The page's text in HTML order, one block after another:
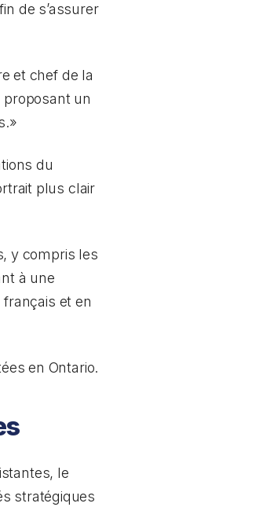
de s’assurer
et chef de la
proposant un
du
plus clair
y compris les
à une
et en
en Ontario.
le
stratégiques